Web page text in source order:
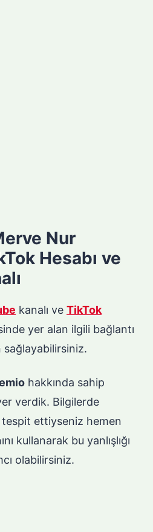
Nur
Hesabı ve
kanalı ve TikTok
yer alan ilgili bağlantı
hakkında sahip
verdik. Bilgilerde
tespit ettiyseniz hemen
kullanarak bu yanlışlığı
olabilirsiniz.